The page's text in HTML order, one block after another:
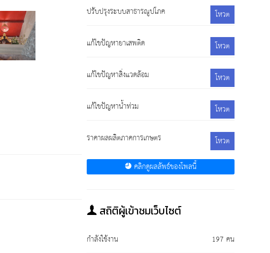
ปรับปรุงระบบสาธารณูปโภค โหวต
แก้ไขปัญหายาเสพติด โหวต
แก้ไขปัญหาสิ่งแวดล้อม โหวต
แก้ไขปัญหาน้ำท่วม โหวต
ราคาผลผลิตภาคการเกษตร
โหวต
คลิกดูผลลัพธ์ของโพลนี้
สถิติผู้เข้าชมเว็บไซต์
กำลังใช้งาน
197 คน